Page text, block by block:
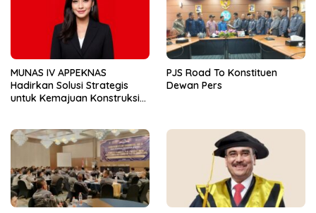
MUNAS IV APPEKNAS
Hadirkan Solusi Strategis
untuk Kemajuan Konstruksi
PJS Road To Konstituen
Dewan Pers